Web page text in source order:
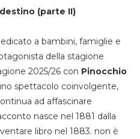
(parte II)
a bambini, famiglie e
della stagione
2025/26 con Pinocchio
spettacolo coinvolgente,
ad affascinare
nasce nel 1881 dalla
libro nel 1883. non è